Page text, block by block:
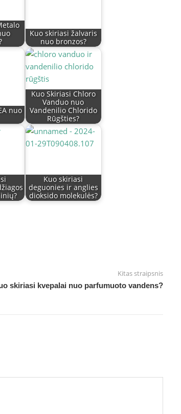
Kuo skiriasi žalvaris
nuo bronzos?
nuo
Kuo Skiriasi Chloro
Vanduo nuo
Vandenilio Chlorido
Rūgšties?
Kuo skiriasi
deguonies ir anglies
dioksido molekulės?
Kitas straipsnis
skiriasi kvepalai nuo parfumuoto vandens?